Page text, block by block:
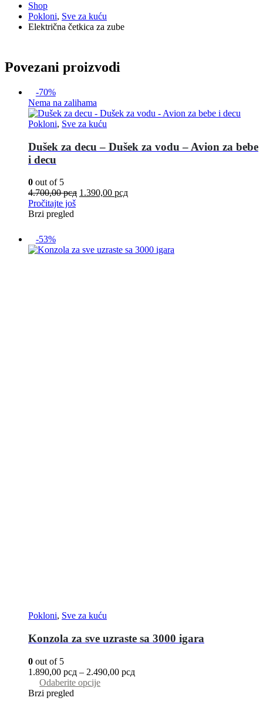
Shop
Pokloni, Sve za kuću
Električna četkica za zube
Povezani proizvodi
-70%
Nema na zalihama
Pokloni, Sve za kuću
Dušek za decu – Dušek za vodu – Avion za bebe
i decu
0 out of 5
4.700,00рсд 1.390,00 рсд
Pročitajte još
Brzi pregled
-53%
Pokloni, Sve za kuću
Konzola za sve uzraste sa 3000 igara
0 out of 5
1.890,00 рсд – 2.490,00 рсд
Odaberite opcije
Brzi pregled